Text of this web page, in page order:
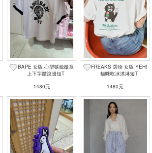
BAPE 女版 心型猿臉徽章
上下字體滾邊短T
1480元
FREAKS 選物 女版 YEH!
貓咪吃冰淇淋短T
1480元